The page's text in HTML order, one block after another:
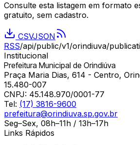
Consulte esta listagem em formato
gratuito, sem cadastro.
CSVJSON
RSS/api/public/v1/orindiuva/
Institucional
Prefeitura Municipal de Orindiúva
Praça Maria Dias, 614 - Centro,
15.480-007
CNPJ: 45.148.970/0001-77
Tel: (17) 3816-9600
prefeitura@orindiuva.sp.gov.br
Seg–Sex, 08h–11h / 13h–17h
Links Rápidos